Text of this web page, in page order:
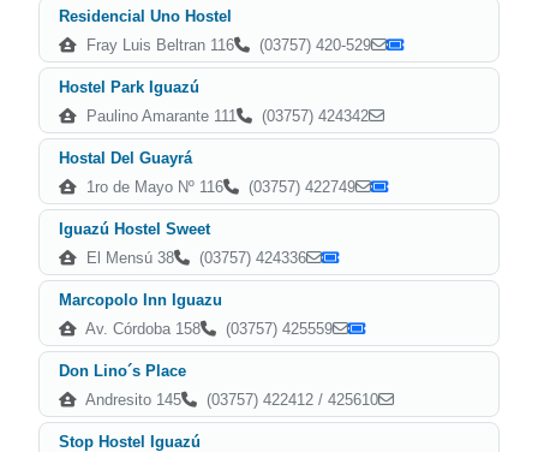
Residencial Uno Hostel
Fray Luis Beltran 116
(03757) 420-529
Hostel Park Iguazú
Paulino Amarante 111
(03757) 424342
Hostal Del Guayrá
1ro de Mayo Nº 116
(03757) 422749
Iguazú Hostel Sweet
El Mensú 38
(03757) 424336
Marcopolo Inn Iguazu
Av. Córdoba 158
(03757) 425559
Don Lino´s Place
Andresito 145
(03757) 422412 / 425610
Stop Hostel Iguazú